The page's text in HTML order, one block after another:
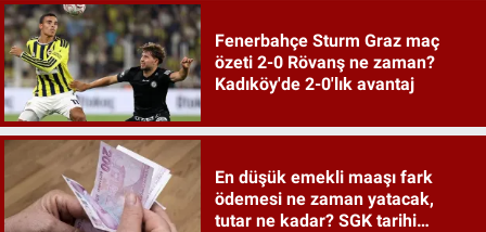
Fenerbahçe Sturm Graz maç
özeti 2-0 Rövanş ne zaman?
Kadıköy'de 2-0'lık avantaj
En düşük emekli maaşı fark
ödemesi ne zaman yatacak,
tutar ne kadar? SGK tarihi